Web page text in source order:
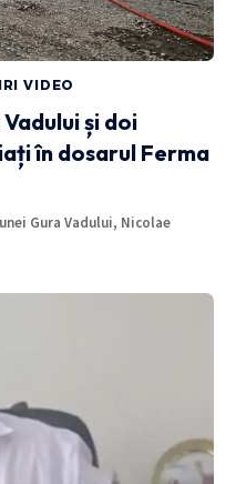
VIDEO
și doi
în dosarul Ferma
Gura Vadului, Nicolae